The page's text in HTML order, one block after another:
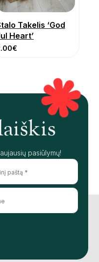
Takelis ‘God
Heart’
€
pasiūlymų!